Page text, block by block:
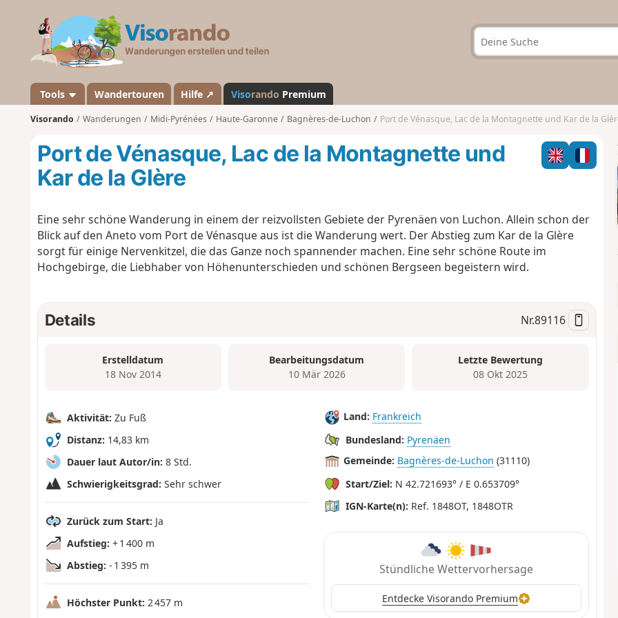
a
n
d
Tools Wandertouren Hilfe ↗ Visorando Premium
Visorando Wanderungen Midi-Pyrénées Haute-Garonne Bagnères-de-Luchon Port de Vénasque, Lac de la Montagnette und Kar de la
Port de Vénasque, Lac de la Montagnette und
Kar de la Glère
Eine sehr schöne Wanderung in einem der reizvollsten Gebiete der Pyrenäen von Luchon. Allein schon der
Blick auf den Aneto vom Port de Vénasque aus ist die Wanderung wert. Der Abstieg zum Kar de la Glère
sorgt für einige Nervenkitzel, die das Ganze noch spannender machen. Eine sehr schöne Route im
Hochgebirge, die Liebhaber von Höhenunterschieden und schönen Bergseen begeistern wird.
Details Nr.89116
Erstelldatum
18 Nov 2014
Bearbeitungsdatum
10 Mär 2026
Letzte Bewertung
08 Okt 2025
Aktivität: Zu Fuß
Distanz: 14,83 km
Dauer laut Autor/in: 8 Std.
Schwierigkeitsgrad: Sehr schwer
Zurück zum Start: Ja
Aufstieg: + 1 400 m
Abstieg: - 1 395 m
Höchster Punkt: 2 457 m
Land: Frankreich
Bundesland: Pyrenäen
Gemeinde: Bagnères-de-Luchon (31110)
Start/Ziel: N 42.721693° / E 0.653709°
IGN-Karte(n): Ref. 1848OT, 1848OTR
Stündliche Wettervorhersage
Entdecke Visorando Premium